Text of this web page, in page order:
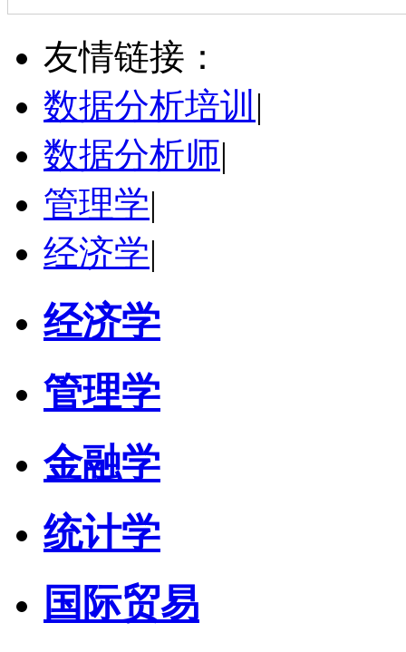
胡** 株洲市
硕导
学校：湖南工业大学
立即咨询
友情链接：
数据分析培训 |
数据分析师|
管理学|
经济学|
经济学
管理学
金融学
统计学
国际贸易